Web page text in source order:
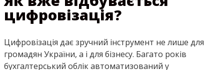
цифровізація?
Цифровізація дає зручний інструмент не лише для
громадян України, а і для бізнесу. Багато років
бухгалтерський облік автоматизований у